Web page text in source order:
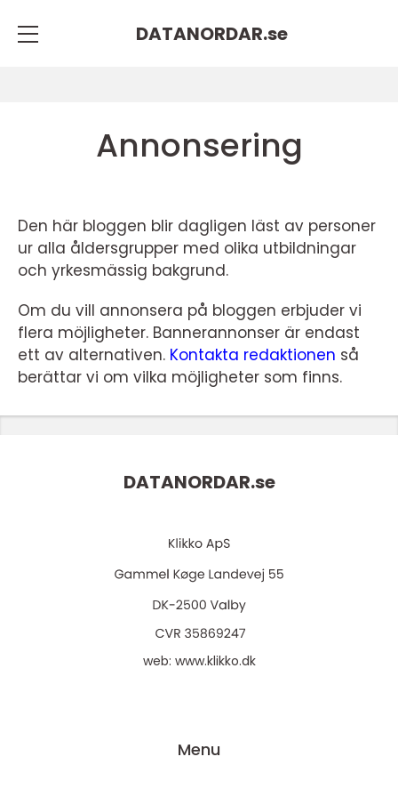
DATANORDAR.se
Annonsering
Den här bloggen blir dagligen läst av personer
ur alla åldersgrupper med olika utbildningar
och yrkesmässig bakgrund.
Om du vill annonsera på bloggen erbjuder vi
flera möjligheter. Bannerannonser är endast
ett av alternativen. Kontakta redaktionen så
berättar vi om vilka möjligheter som finns.
DATANORDAR.se
web: www.klikko.dk
Menu